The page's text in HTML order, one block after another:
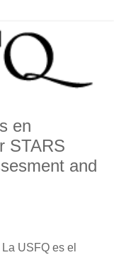
en
STARS
and
USFQ es el